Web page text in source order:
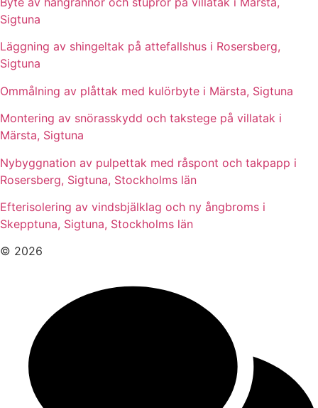
Sigtuna
Läggning av shingeltak på attefallshus i Rosersberg,
Sigtuna
Ommålning av plåttak med kulörbyte i Märsta, Sigtuna
Montering av snörasskydd och takstege på villatak i
Märsta, Sigtuna
Nybyggnation av pulpettak med råspont och takpapp i
Rosersberg, Sigtuna, Stockholms län
Efterisolering av vindsbjälklag och ny ångbroms i
Skepptuna, Sigtuna, Stockholms län
© 2026